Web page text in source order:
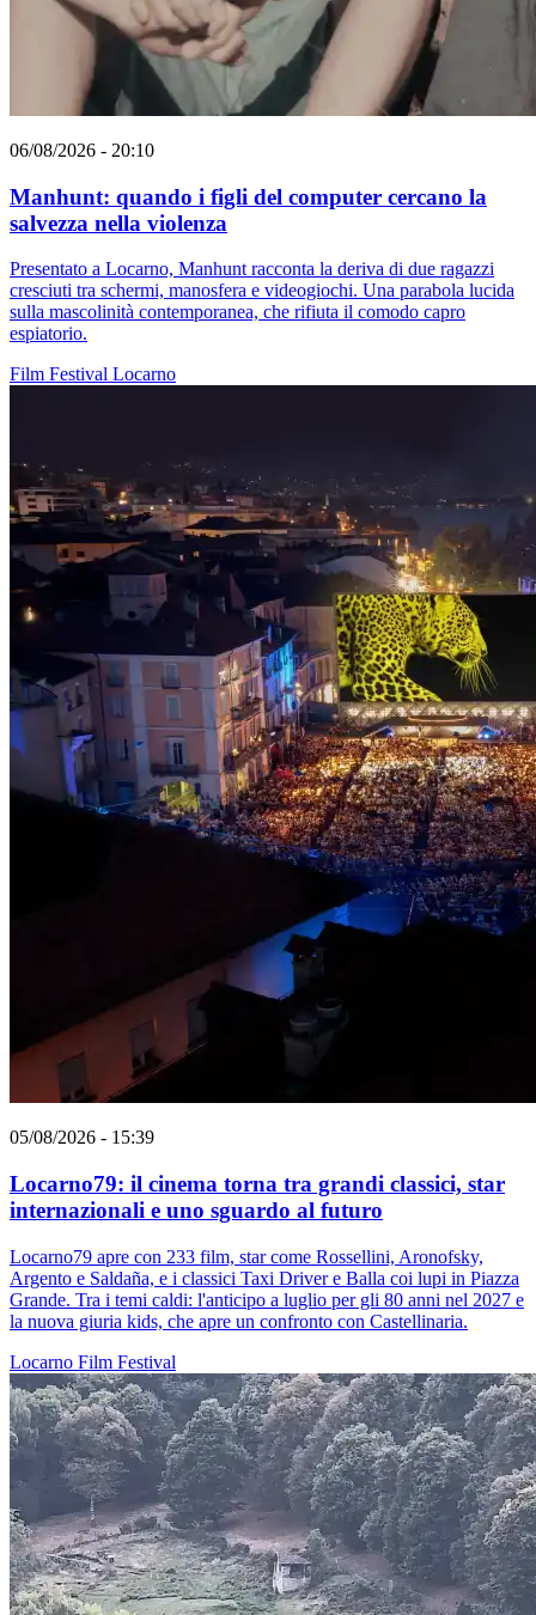
06/08/2026 - 20:10
Manhunt: quando i figli del computer cercano la
salvezza nella violenza
Presentato a Locarno, Manhunt racconta la deriva di due ragazzi
cresciuti tra schermi, manosfera e videogiochi. Una parabola lucida
sulla mascolinità contemporanea, che rifiuta il comodo capro
espiatorio.
Film Festival Locarno
05/08/2026 - 15:39
Locarno79: il cinema torna tra grandi classici, star
internazionali e uno sguardo al futuro
Locarno79 apre con 233 film, star come Rossellini, Aronofsky,
Argento e Saldaña, e i classici Taxi Driver e Balla coi lupi in Piazza
Grande. Tra i temi caldi: l'anticipo a luglio per gli 80 anni nel 2027 e
la nuova giuria kids, che apre un confronto con Castellinaria.
Locarno Film Festival